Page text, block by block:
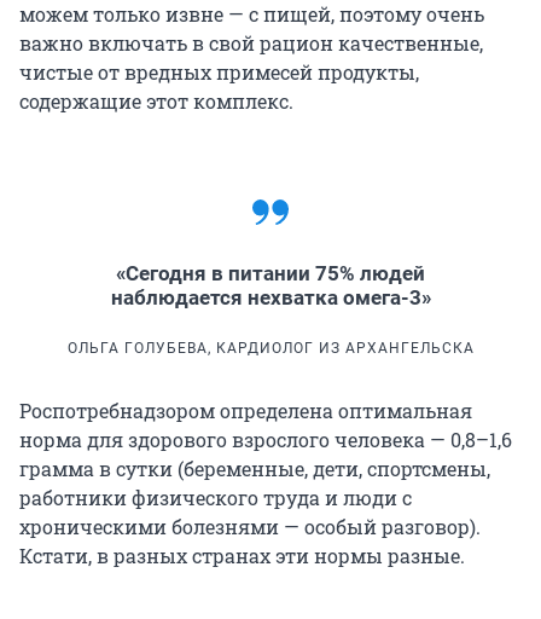
можем только извне — с пищей, поэтому очень
важно включать в свой рацион качественные,
чистые от вредных примесей продукты,
содержащие этот комплекс.
«Сегодня в питании 75% людей
наблюдается нехватка омега-3»
ОЛЬГА ГОЛУБЕВА, КАРДИОЛОГ ИЗ АРХАНГЕЛЬСКА
Роспотребнадзором определена оптимальная
норма для здорового взрослого человека — 0,8–1,6
грамма в сутки (беременные, дети, спортсмены,
работники физического труда и люди с
хроническими болезнями — особый разговор).
Кстати, в разных странах эти нормы разные.